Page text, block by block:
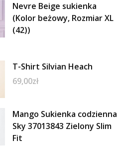
Nevre Beige sukienka
(Kolor beżowy, Rozmiar XL
(42))
T-Shirt Silvian Heach
69,00zł
Mango Sukienka codzienna
Sky 37013843 Zielony Slim
Fit